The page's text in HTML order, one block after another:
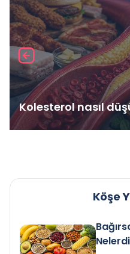
Kolesterol nasıl
Köşe